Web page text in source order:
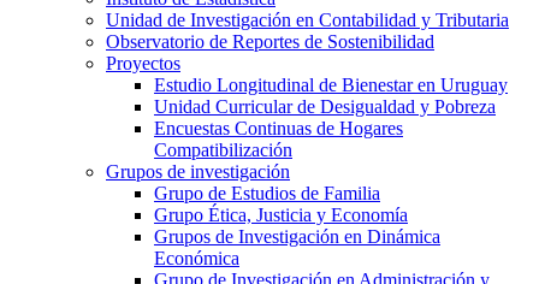
Unidad de Investigación en Contabilidad y Tributaria
Observatorio de Reportes de Sostenibilidad
Proyectos
Estudio Longitudinal de Bienestar en Uruguay
Unidad Curricular de Desigualdad y Pobreza
Encuestas Continuas de Hogares
Compatibilización
Grupos de investigación
Grupo de Estudios de Familia
Grupo Ética, Justicia y Economía
Grupos de Investigación en Dinámica
Económica
Grupo de Investigación en Administración y